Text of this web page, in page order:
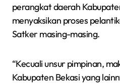
perangkat daerah
menyaksikan proses
Satker masing-masing.
“Kecuali unsur pimpinan,
Kabupaten Bekasi yang